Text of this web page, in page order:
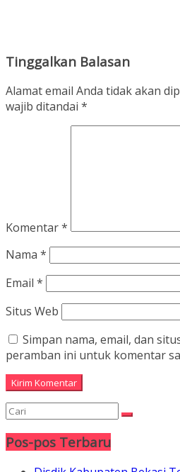
Tinggalkan Balasan
Alamat email Anda tidak akan
wajib ditandai *
Komentar*
Nama *
Email *
Situs Web
Simpan nama, email, dan
peramban ini untuk komentar
Pos-pos Terbaru